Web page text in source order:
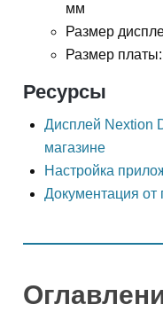
мм
Размер
Размер
Ресурсы
Дисплей Nextion
магазине
Настройка
Документация от